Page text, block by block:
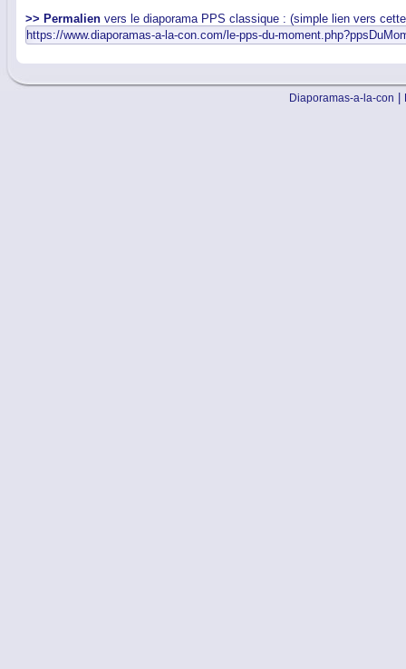
>> Permalien vers le diaporama PPS classique : (simple lien vers
Diaporamas-a-la-con